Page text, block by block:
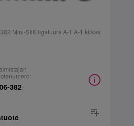
Mini-StiK ligatuura A-1 A-1 kirkas
382